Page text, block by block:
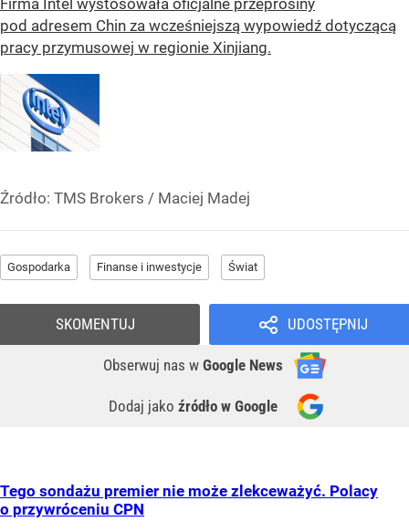
pod adresem Chin za wcześniejszą wypowiedź dotyczącą
pracy przymusowej w regionie Xinjiang.
Źródło: TMS Brokers / Maciej Madej
Gospodarka Finanse i inwestycje Świat
UDOSTĘPNIJ
Obserwuj nas w Google News
Dodaj jako źródło w Google
SKOMENTUJ
Tego sondażu premier nie może zlekceważyć. Polacy
o przywróceniu CPN